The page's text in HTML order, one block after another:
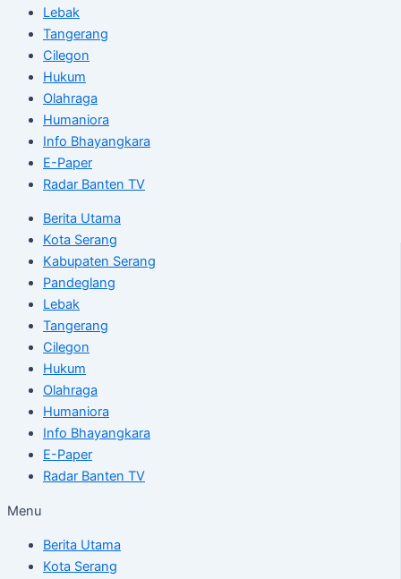
Lebak
Tangerang
Cilegon
Hukum
Olahraga
Humaniora
Info Bhayangkara
E-Paper
Radar Banten TV
Berita Utama
Kota Serang
Kabupaten Serang
Pandeglang
Lebak
Tangerang
Cilegon
Hukum
Olahraga
Humaniora
Info Bhayangkara
E-Paper
Radar Banten TV
Menu
Berita Utama
Kota Serang